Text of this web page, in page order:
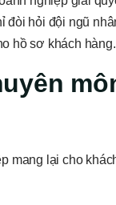
đòi hỏi đội ngũ
hồ sơ khách hàng.
mang lại cho